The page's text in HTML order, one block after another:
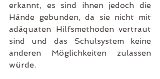
erkannt, es sind ihnen jedoch die
Hände gebunden, da sie nicht mit
adäquaten Hilfsmethoden vertraut
sind und das Schulsystem keine
anderen Möglichkeiten zulassen
würde.